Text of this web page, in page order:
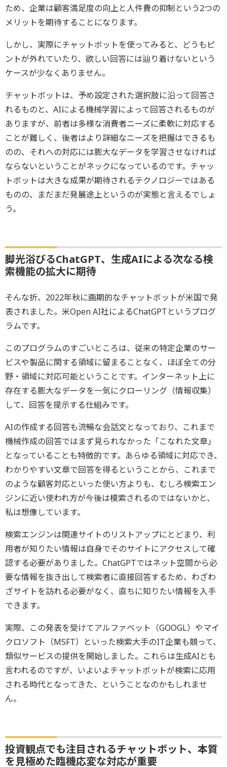
ため、企業は顧客満足度の向上と人件費の抑制という2つの
メリットを期待することになります。
しかし、実際にチャットボットを使ってみると、どうもピ
ントが外れていたり、欲しい回答には辿り着けないという
ケースが少なくありません。
チャットボットは、予め設定された選択肢に沿って回答さ
れるものと、AIによる機械学習によって回答されるものが
ありますが、前者は多様な消費者ニーズに柔軟に対応する
ことが難しく、後者はより詳細なニーズを把握はできるも
のの、それへの対応には膨大なデータを学習させなければ
ならないということがネックになっているのです。チャッ
トボットは大きな成果が期待されるテクノロジーではある
ものの、まだまだ発展途上というのが実態と言えるでしょ
う。
脚光浴びるChatGPT、生成AIによる次なる検
索機能の拡大に期待
そんな折、2022年秋に画期的なチャットボットが米国で発
表されました。米Open AI社によるChatGPTというプログ
ラムです。
このプログラムのすごいところは、従来の特定企業のサー
ビスや製品に関する領域に留まることなく、ほぼ全ての分
野・領域に対応可能ということです。インターネット上に
存在する膨大なデータを一気にクローリング（情報収集）
して、回答を提示する仕組みです。
AIの作成する回答も流暢な会話文となっており、これまで
機械作成の回答ではまず見られなかった「こなれた文章」
となっていることも特徴的です。あらゆる領域に対応でき、
わかりやすい文章で回答を得るということから、これまで
のような顧客対応といった使い方よりも、むしろ検索エン
ジンに近い使われ方が今後は模索されるのではないかと、
私は想像しています。
検索エンジンは関連サイトのリストアップにとどまり、利
用者が知りたい情報は自身でそのサイトにアクセスして確
認する必要がありました。ChatGPTではネット空間から必
要な情報を抜き出して検索者に直接回答するため、わざわ
ざサイトを訪れる必要がなく、直ちに知りたい情報を入手
できます。
実際、この発表を受けてアルファベット（GOOGL）やマイ
クロソフト（MSFT）といった検索大手のIT企業も競って、
類似サービスの提供を開始しました。これらは生成AIとも
言われるのですが、いよいよチャットボットが検索に応用
される時代となってきた、ということなのかもしれませ
ん。
投資観点でも注目されるチャットボット、本質
を見極めた臨機応変な対応が重要